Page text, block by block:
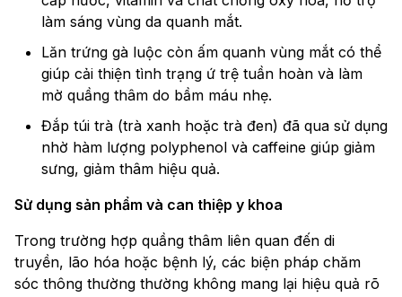
làm sáng vùng da quanh mắt.
Lăn trứng gà luộc còn ấm quanh vùng mắt có thể
giúp cải thiện tình trạng ứ trệ tuần hoàn và làm
mờ quầng thâm do bầm máu nhẹ.
Đắp túi trà (trà xanh hoặc trà đen) đã qua sử dụng
nhờ hàm lượng polyphenol và caffeine giúp giảm
sưng, giảm thâm hiệu quả.
Sử dụng sản phẩm và can thiệp y khoa
Trong trường hợp quầng thâm liên quan đến di
truyền, lão hóa hoặc bệnh lý, các biện pháp chăm
sóc thông thường thường không mang lại hiệu quả rõ